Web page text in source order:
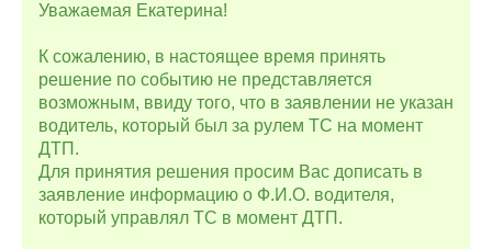
Уважаемая Екатерина!
К сожалению, в настоящее время принять
решение по событию не представляется
возможным, ввиду того, что в заявлении не указан
водитель, который был за рулем ТС на момент
ДТП.
Для принятия решения просим Вас дописать в
заявление информацию о Ф.И.О. водителя,
который управлял ТС в момент ДТП.